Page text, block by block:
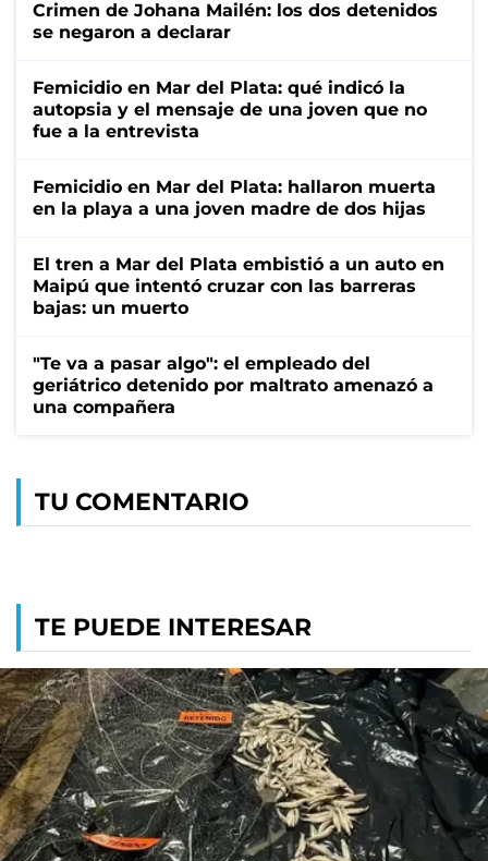
Crimen de Johana Mailén: los dos detenidos
se negaron a declarar
Femicidio en Mar del Plata: qué indicó la
autopsia y el mensaje de una joven que no
fue a la entrevista
Femicidio en Mar del Plata: hallaron muerta
en la playa a una joven madre de dos hijas
El tren a Mar del Plata embistió a un auto en
Maipú que intentó cruzar con las barreras
bajas: un muerto
"Te va a pasar algo": el empleado del
geriátrico detenido por maltrato amenazó a
una compañera
TU COMENTARIO
TE PUEDE INTERESAR